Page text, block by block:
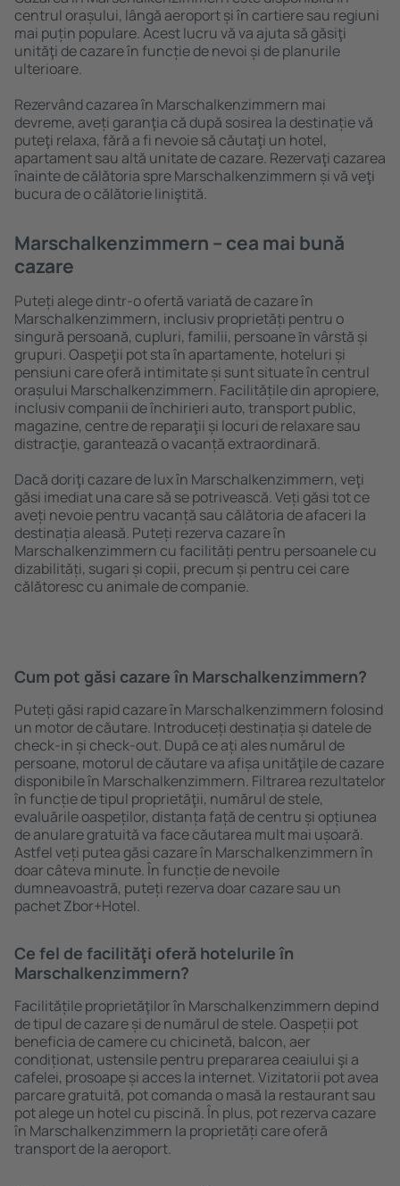
centrul orașului, lângă aeroport și în cartiere sau regiuni
mai puțin populare. Acest lucru vă va ajuta să găsiţi
unităţi de cazare în funcție de nevoi și de planurile
ulterioare.
Rezervând cazarea în Marschalkenzimmern mai
devreme, aveți garanţia că după sosirea la destinație vă
puteţi relaxa, fără a fi nevoie să căutaţi un hotel,
apartament sau altă unitate de cazare. Rezervaţi cazarea
înainte de călătoria spre Marschalkenzimmern și vă veţi
bucura de o călătorie liniştită.
Marschalkenzimmern – cea mai bună
cazare
Puteți alege dintr-o ofertă variată de cazare în
Marschalkenzimmern, inclusiv proprietăți pentru o
singură persoană, cupluri, familii, persoane ȋn vârstă și
grupuri. Oaspeţii pot sta în apartamente, hoteluri și
pensiuni care oferă intimitate și sunt situate în centrul
orașului Marschalkenzimmern. Facilitățile din apropiere,
inclusiv companii de închirieri auto, transport public,
magazine, centre de reparaţii și locuri de relaxare sau
distracţie, garantează o vacanță extraordinară.
Dacă doriţi cazare de lux în Marschalkenzimmern, veţi
găsi imediat una care să se potrivească. Veți găsi tot ce
aveți nevoie pentru vacanță sau călătoria de afaceri la
destinația aleasă. Puteți rezerva cazare în
Marschalkenzimmern cu facilități pentru persoanele cu
dizabilități, sugari și copii, precum și pentru cei care
călătoresc cu animale de companie.
Cum pot găsi cazare în Marschalkenzimmern?
Puteți găsi rapid cazare în Marschalkenzimmern folosind
un motor de căutare. Introduceți destinația și datele de
check-in și check-out. După ce ați ales numărul de
persoane, motorul de căutare va afișa unităţile de cazare
disponibile în Marschalkenzimmern. Filtrarea rezultatelor
în funcție de tipul proprietăţii, numărul de stele,
evaluările oaspeților, distanța față de centru și opțiunea
de anulare gratuită va face căutarea mult mai ușoară.
Astfel veți putea găsi cazare în Marschalkenzimmern în
doar câteva minute. În funcție de nevoile
dumneavoastră, puteți rezerva doar cazare sau un
pachet Zbor+Hotel.
Ce fel de facilităţi oferă hotelurile în
Marschalkenzimmern?
Facilitățile proprietăţilor în Marschalkenzimmern depind
de tipul de cazare și de numărul de stele. Oaspeții pot
beneficia de camere cu chicinetă, balcon, aer
condiționat, ustensile pentru prepararea ceaiului şi a
cafelei, prosoape și acces la internet. Vizitatorii pot avea
parcare gratuită, pot comanda o masă la restaurant sau
pot alege un hotel cu piscină. În plus, pot rezerva cazare
în Marschalkenzimmern la proprietăți care oferă
transport de la aeroport.